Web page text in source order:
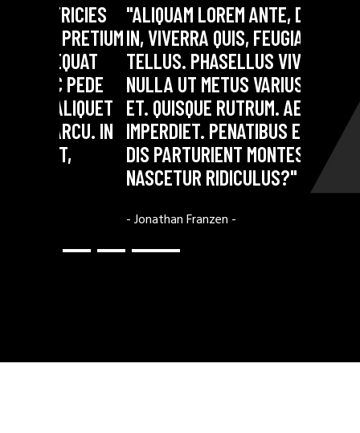
"ALIQUAM LOREM ANTE, DAPIBUS
IN, VIVERRA QUIS, FEUGIAT A,
TELLUS. PHASELLUS VIVER
NULLA UT METUS VARIUS LAORE
ET. QUISQUE RUTRUM. AENEAN
IMPERDIET. PENATIBUS ET MAGNIS
DIS PARTURIENT MONTES,
NASCETUR RIDICULUS?"
- Jonathan Franzen -
PEDE